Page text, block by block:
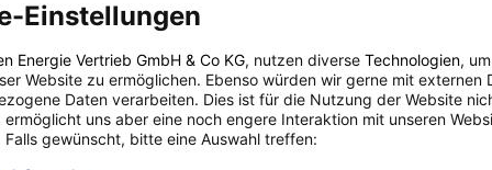
Einstellungen
Energie Vertrieb GmbH & Co KG, nutzen diverse Technologien,
Website zu ermöglichen. Ebenso würden wir gerne mit externen
Daten verarbeiten. Dies ist für die Nutzung der Website
ermöglicht uns aber eine noch engere Interaktion mit unseren
Falls gewünscht, bitte eine Auswahl treffen: